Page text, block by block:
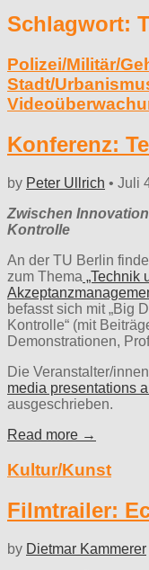
Schlagwort:
Polizei/Militär/
Stadt/
Konferenz:
by Peter Ullrich • Juli
Zwischen
Kontrolle
An der TU Berlin
zum Thema „Technik
befasst sich mit „Big
Kontrolle“ (mit
Demonstrationen,
Die Veranstalter/
media presentations
ausgeschrieben.
Read more →
Kultur/Kunst
Filmtrailer:
by Dietmar Kammerer